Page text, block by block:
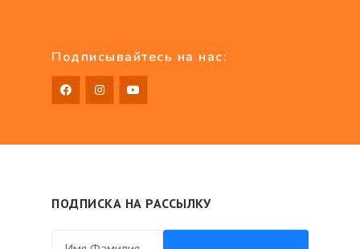
Подписывайтесь на нас:
ПОДПИСКА НА РАССЫЛКУ